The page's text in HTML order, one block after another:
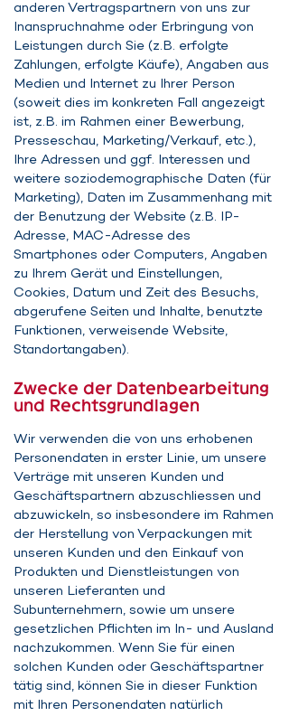
anderen Vertragspartnern von uns zur
Inanspruchnahme oder Erbringung von
Leistungen durch Sie (z.B. erfolgte
Zahlungen, erfolgte Käufe), Angaben aus
Medien und Internet zu Ihrer Person
(soweit dies im konkreten Fall angezeigt
ist, z.B. im Rahmen einer Bewerbung,
Presseschau, Marketing/Verkauf, etc.),
Ihre Adressen und ggf. Interessen und
weitere soziodemographische Daten (für
Marketing), Daten im Zusammenhang mit
der Benutzung der Website (z.B. IP-
Adresse, MAC-Adresse des
Smartphones oder Computers, Angaben
zu Ihrem Gerät und Einstellungen,
Cookies, Datum und Zeit des Besuchs,
abgerufene Seiten und Inhalte, benutzte
Funktionen, verweisende Website,
Standortangaben).
Zwecke der Datenbearbeitung
und Rechtsgrundlagen
Wir verwenden die von uns erhobenen
Personendaten in erster Linie, um unsere
Verträge mit unseren Kunden und
Geschäftspartnern abzuschliessen und
abzuwickeln, so insbesondere im Rahmen
der Herstellung von Verpackungen mit
unseren Kunden und den Einkauf von
Produkten und Dienstleistungen von
unseren Lieferanten und
Subunternehmern, sowie um unsere
gesetzlichen Pflichten im In- und Ausland
nachzukommen. Wenn Sie für einen
solchen Kunden oder Geschäftspartner
tätig sind, können Sie in dieser Funktion
mit Ihren Personendaten natürlich